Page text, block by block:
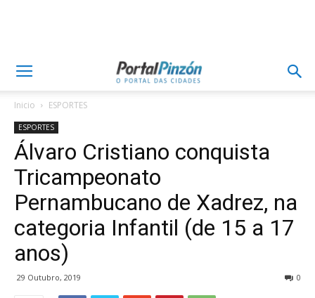
Inicio ESPORTES
ESPORTES
Álvaro Cristiano conquista
Tricampeonato
Pernambucano de Xadrez, na
categoria Infantil (de 15 a 17
anos)
29 Outubro, 2019 0